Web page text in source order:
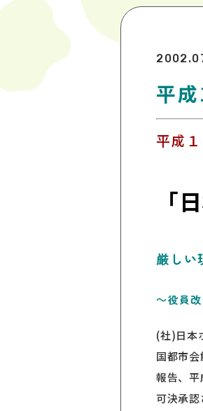
平
平成
「
厳しい
～役員
(社)日本
国都市
報告、
可決承